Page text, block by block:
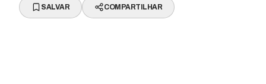
SALVAR COMPARTILHAR